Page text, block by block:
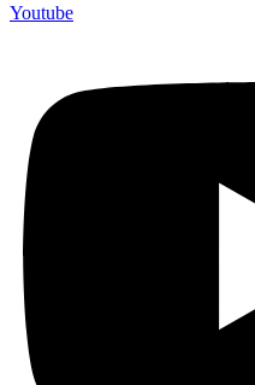
Youtube